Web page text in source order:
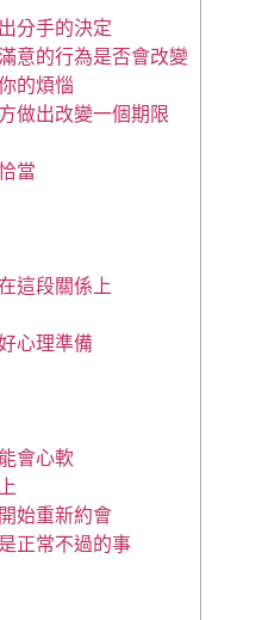
分手的決定
意的行為是否會改變
的煩惱
做出改變一個期限
當
這段關係上
心理準備
會心軟
始重新約會
正常不過的事